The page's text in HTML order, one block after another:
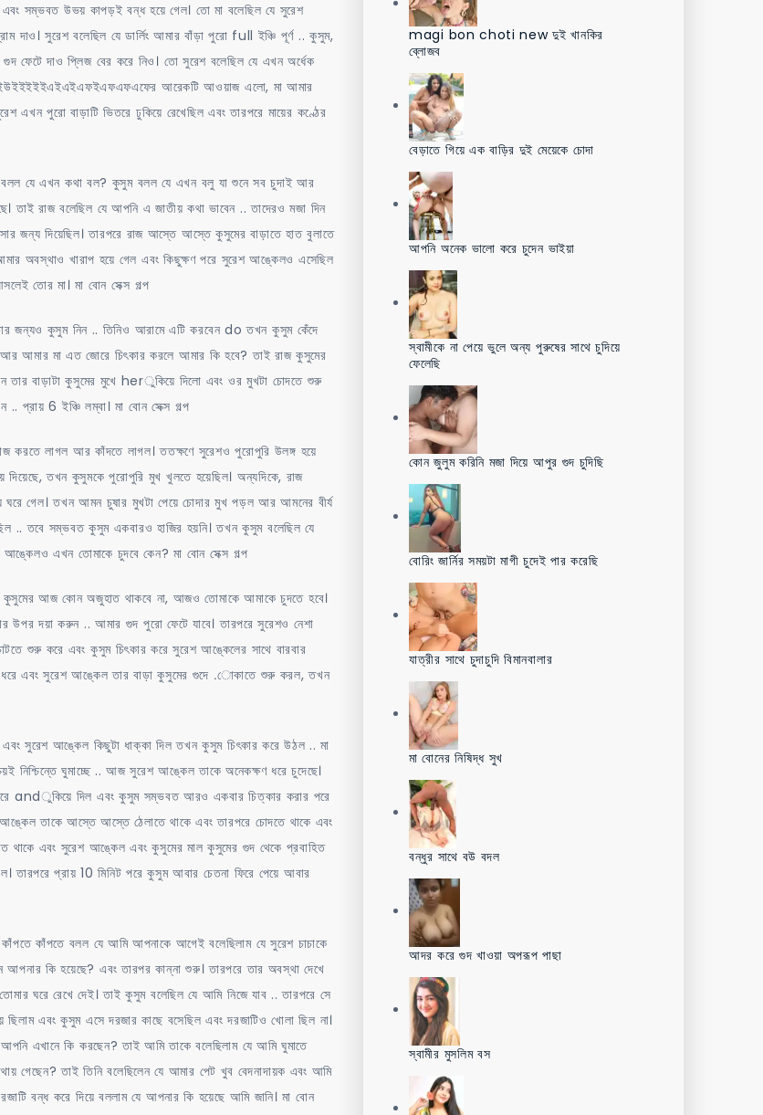
সম্ভবত উভয় কাপড়ই বন্ধ হয়ে গেল। তো মা বলেছিল যে সুরেশ
দাও। সুরেশ বলেছিল যে ডার্লিং আমার বাঁড়া পুরো full ইঞ্চি পূর্ণ .. কুসুম,
ফেটে দাও প্লিজ বের করে নিও। তো সুরেশ বলেছিল যে এখন অর্ধেক
আরেকটি আওয়াজ এলো, মা আমার
এখন পুরো বাড়াটি ভিতরে ঢুকিয়ে রেখেছিল এবং তারপরে মায়ের কণ্ঠের
বলল যে এখন কথা বল? কুসুম বলল যে এখন বলু যা শুনে সব চুদাই আর
তাই রাজ বলেছিল যে আপনি এ জাতীয় কথা ভাবেন .. তাদেরও মজা দিন
জন্য দিয়েছিল। তারপরে রাজ আস্তে আস্তে কুসুমের বাড়াতে হাত বুলাতে
অবস্থাও খারাপ হয়ে গেল এবং কিছুক্ষণ পরে সুরেশ আঙ্কেলও এসেছিল
তোর মা। মা বোন সেক্স গল্প
জন্যও কুসুম নিন .. তিনিও আরামে এটি করবেন do তখন কুসুম কেঁদে
আর আমার মা এত জোরে চিৎকার করলে আমার কি হবে? তাই রাজ কুসুমের
বাড়াটা কুসুমের মুখে herুকিয়ে দিলো এবং ওর মুখটা চোদতে শুরু
প্রায় 6 ইঞ্চি লম্বা। মা বোন সেক্স গল্প
করতে লাগল আর কাঁদতে লাগল। ততক্ষণে সুরেশও পুরোপুরি উলঙ্গ হয়ে
তখন কুসুমকে পুরোপুরি মুখ খুলতে হয়েছিল। অন্যদিকে, রাজ
গেল। তখন আমন চুষার মুখটা পেয়ে চোদার মুখ পড়ল আর আমনের বীর্য
.. তবে সম্ভবত কুসুম একবারও হাজির হয়নি। তখন কুসুম বলেছিল যে
এখন তোমাকে চুদবে কেন? মা বোন সেক্স গল্প
আজ কোন অজুহাত থাকবে না, আজও তোমাকে আমাকে চুদতে হবে।
দয়া করুন .. আমার গুদ পুরো ফেটে যাবে। তারপরে সুরেশও নেশা
শুরু করে এবং কুসুম চিৎকার করে সুরেশ আঙ্কেলের সাথে বারবার
ধরে এবং সুরেশ আঙ্কেল তার বাড়া কুসুমের গুদে .োকাতে শুরু করল, তখন
সুরেশ আঙ্কেল কিছুটা ধাক্কা দিল তখন কুসুম চিৎকার করে উঠল .. মা
ঘুমাচ্ছে .. আজ সুরেশ আঙ্কেল তাকে অনেকক্ষণ ধরে চুদেছে।
andুকিয়ে দিল এবং কুসুম সম্ভবত আরও একবার চিত্কার করার পরে
তাকে আস্তে আস্তে ঠেলাতে থাকে এবং তারপরে চোদতে থাকে এবং
​​থাকে এবং সুরেশ আঙ্কেল এবং কুসুমের মাল কুসুমের গুদ থেকে প্রবাহিত
প্রায় 10 মিনিট পরে কুসুম আবার চেতনা ফিরে পেয়ে আবার
কাঁপতে বলল যে আমি আপনাকে আগেই বলেছিলাম যে সুরেশ চাচাকে
কি হয়েছে? এবং তারপর কান্না শুরু। তারপরে তার অবস্থা দেখে
ঘরে রেখে দেই। তাই কুসুম বলেছিল যে আমি নিজে যাব .. তারপরে সে
এবং কুসুম এসে দরজার কাছে বসেছিল এবং দরজাটিও খোলা ছিল না।
এখানে কি করছেন? তাই আমি তাকে বলেছিলাম যে আমি ঘুমাতে
গেছেন? তাই তিনি বলেছিলেন যে আমার পেট খুব বেদনাদায়ক এবং আমি
বন্ধ করে দিয়ে বললাম যে আপনার কি হয়েছে আমি জানি। মা বোন
magi bon choti new দুই খানকির
ব্লোজব
বেড়াতে গিয়ে এক বাড়ির দুই মেয়েকে চোদা
আপনি অনেক ভালো করে চুদেন ভাইয়া
স্বামীকে না পেয়ে ভুলে অন্য পুরুষের সাথে চুদিয়ে
ফেলেছি
কোন জুলুম করিনি মজা দিয়ে আপুর গুদ চুদিছি
বোরিং জার্নির সময়টা মাগী চুদেই পার করেছি
যাত্রীর সাথে চুদাচুদি বিমানবালার
মা বোনের নিষিদ্ধ সুখ
বন্ধুর সাথে বউ বদল
আদর করে গুদ খাওয়া অপরূপ পাছা
স্বামীর মুসলিম বস